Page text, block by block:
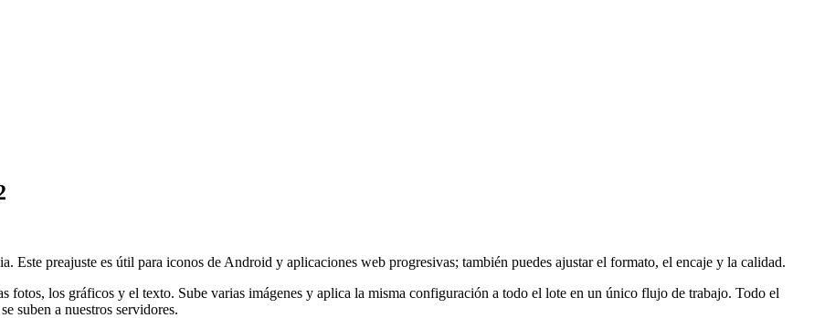
Este preajuste es útil para iconos de Android y aplicaciones web progresivas; también puedes ajustar el formato, el encaje y la calidad.
fotos, los gráficos y el texto. Sube varias imágenes y aplica la misma configuración a todo el lote en un único flujo de trabajo. Todo el
suben a nuestros servidores.